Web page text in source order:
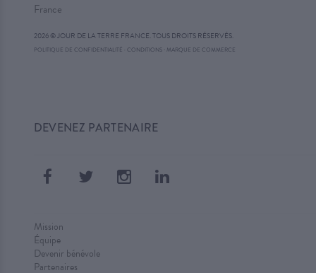
France
2026 © JOUR DE LA TERRE FRANCE. TOUS DROITS RÉSERVÉS.
POLITIQUE DE CONFIDENTIALITÉ CONDITIONS·MARQUE DE COMMERCE
DEVENEZ PARTENAIRE
Mission
Équipe
Devenir bénévole
Partenaires